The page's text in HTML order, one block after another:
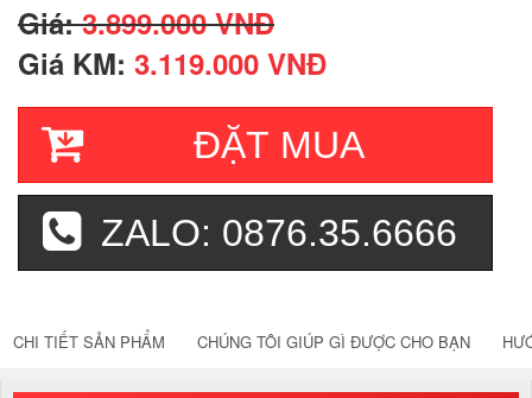
Giá:3.899.000 VNĐ
Giá KM: 3.119.000 VNĐ
ĐẶT MUA
ZALO: 0876.35.6666
CHI TIẾT SẢN PHẨM CHÚNG TÔI GIÚP GÌ ĐƯỢC CHO BẠN